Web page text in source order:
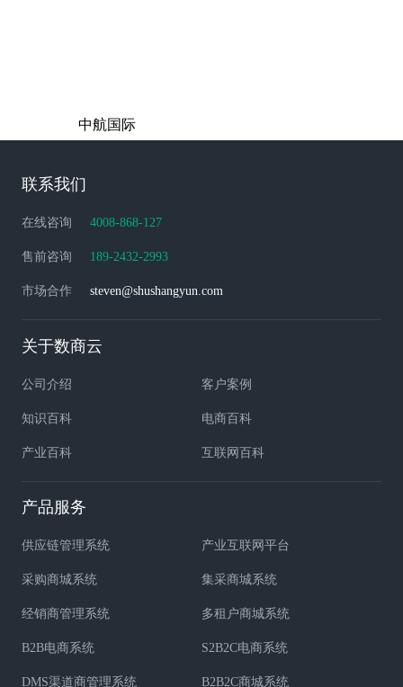
中航国际
联系我们
在线咨询 4008-868-127
售前咨询 189-2432-2993
市场合作 steven@shushangyun.com
关于数商云
公司介绍 客户案例
知识百科 电商百科
产业百科 互联网百科
产品服务
供应链管理系统 产业互联网平台
采购商城系统 集采商城系统
经销商管理系统 多租户商城系统
B2B电商系统 S2B2C电商系统
DMS渠道商管理系统 B2B2C商城系统